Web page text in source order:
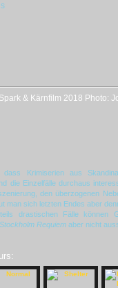
& Kärnfilm 2018 Photo:
Krimiserien aus
die Einzelfälle durchaus
den überzogenen
man sich letzten Endes aber
drastischen Fälle können
Stockholm Requiemaber nicht